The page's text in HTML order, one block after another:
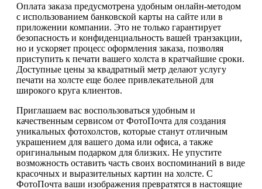
Оплата заказа предусмотрена удобным онлайн-методом
с использованием банковской карты на сайте или в
приложении компании. Это не только гарантирует
безопасность и конфиденциальность вашей транзакции,
но и ускоряет процесс оформления заказа, позволяя
приступить к печати вашего холста в кратчайшие сроки.
Доступные цены за квадратный метр делают услугу
печати на холсте еще более привлекательной для
широкого круга клиентов.
Приглашаем вас воспользоваться удобным и
качественным сервисом от ФотоПочта для создания
уникальных фотохолстов, которые станут отличным
украшением для вашего дома или офиса, а также
оригинальным подарком для близких. Не упустите
возможность оставить часть своих воспоминаний в виде
красочных и выразительных картин на холсте. С
ФотоПочта ваши изображения превратятся в настоящие